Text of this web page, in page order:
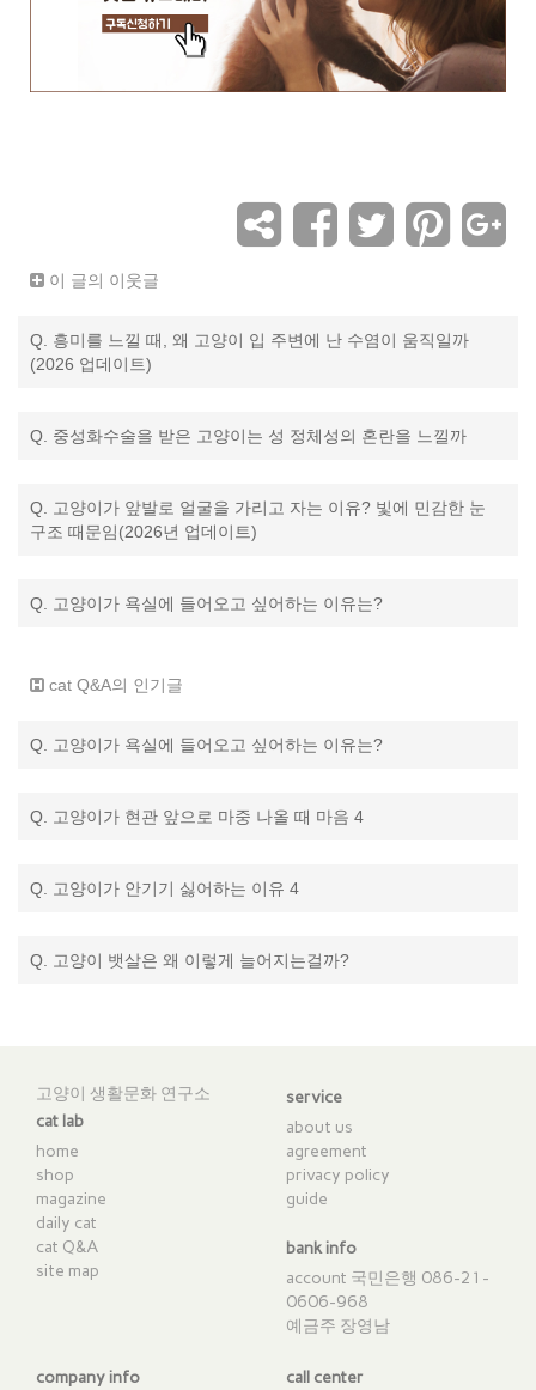
이 글의 이웃글
Q. 흥미를 느낄 때, 왜 고양이 입 주변에 난 수염이 움직일까
(2026 업데이트)
Q. 중성화수술을 받은 고양이는 성 정체성의 혼란을 느낄까
Q. 고양이가 앞발로 얼굴을 가리고 자는 이유? 빛에 민감한 눈
구조 때문임(2026년 업데이트)
Q. 고양이가 욕실에 들어오고 싶어하는 이유는?
cat Q&A의 인기글
Q. 고양이가 욕실에 들어오고 싶어하는 이유는?
Q. 고양이가 현관 앞으로 마중 나올 때 마음 4
Q. 고양이가 안기기 싫어하는 이유 4
Q. 고양이 뱃살은 왜 이렇게 늘어지는걸까?
고양이 생활문화 연구소
cat lab
home
shop
magazine
daily cat
cat Q&A
site map
service
about us
agreement
privacy policy
guide
bank info
account 국민은행 086-21-
0606-968
예금주 장영남
company info
call center